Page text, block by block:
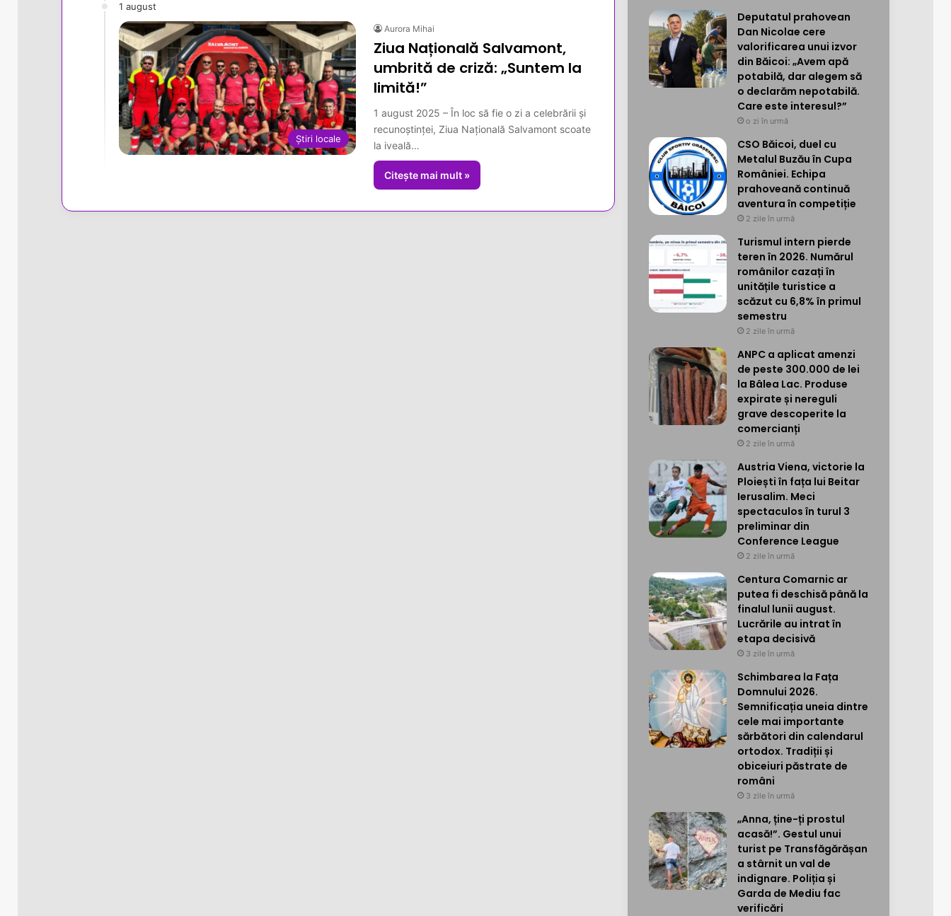
1 august
Știri locale
Aurora Mihai
Ziua Națională Salvamont,
umbrită de criză: „Suntem la
limită!”
1 august 2025 – În loc să fie o zi a celebrării și
recunoștinței, Ziua Națională Salvamont scoate
la iveală…
Citește mai mult »
Deputatul prahovean
Dan Nicolae cere
valorificarea unui izvor
din Băicoi: „Avem apă
potabilă, dar alegem să
o declarăm nepotabilă.
Care este interesul?”
o zi în urmă
CSO Băicoi, duel cu
Metalul Buzău în Cupa
României. Echipa
prahoveană continuă
aventura în competiție
2 zile în urmă
Turismul intern pierde
teren în 2026. Numărul
românilor cazați în
unitățile turistice a
scăzut cu 6,8% în primul
semestru
2 zile în urmă
ANPC a aplicat amenzi
de peste 300.000 de lei
la Bâlea Lac. Produse
expirate și nereguli
grave descoperite la
comercianți
2 zile în urmă
Austria Viena, victorie la
Ploiești în fața lui Beitar
Ierusalim. Meci
spectaculos în turul 3
preliminar din
Conference League
2 zile în urmă
Centura Comarnic ar
putea fi deschisă până la
finalul lunii august.
Lucrările au intrat în
etapa decisivă
3 zile în urmă
Schimbarea la Fața
Domnului 2026.
Semnificația uneia dintre
cele mai importante
sărbători din calendarul
ortodox. Tradiții și
obiceiuri păstrate de
români
3 zile în urmă
„Anna, ține-ți prostul
acasă!”. Gestul unui
turist pe Transfăgărășan
a stârnit un val de
indignare. Poliția și
Garda de Mediu fac
verificări